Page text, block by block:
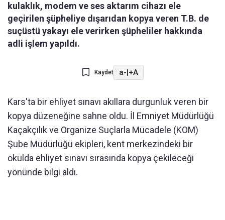
kulaklık, modem ve ses aktarım cihazı ele
geçirilen şüpheliye dışarıdan kopya veren T.B. de
suçüstü yakayı ele verirken şüpheliler hakkında
adli işlem yapıldı.
Kaydet a-|+A
Kars'ta bir ehliyet sınavı akıllara durgunluk veren bir
kopya düzeneğine sahne oldu. İl Emniyet Müdürlüğü
Kaçakçılık ve Organize Suçlarla Mücadele (KOM)
Şube Müdürlüğü ekipleri, kent merkezindeki bir
okulda ehliyet sınavı sırasında kopya çekileceği
yönünde bilgi aldı.